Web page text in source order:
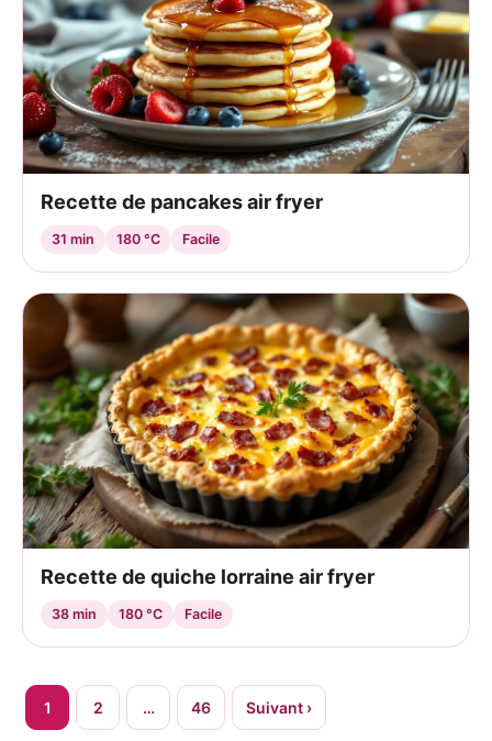
Recette de pancakes air fryer
31 min 180 °C Facile
Recette de quiche lorraine air fryer
38 min 180 °C Facile
Pagination
1 2 … 46 Suivant ›